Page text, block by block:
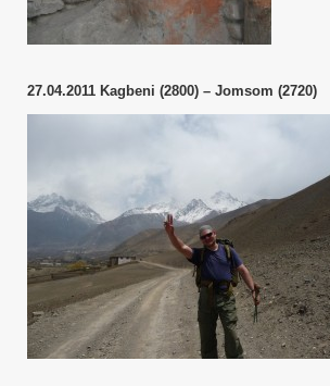
27.04.2011 Kagbeni (2800) – Jomsom (2720)